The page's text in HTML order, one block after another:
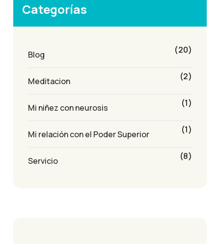
Categorías
Blog (20)
Meditacion (2)
Mi niñez con neurosis (1)
Mi relación con el Poder Superior (1)
Servicio (8)